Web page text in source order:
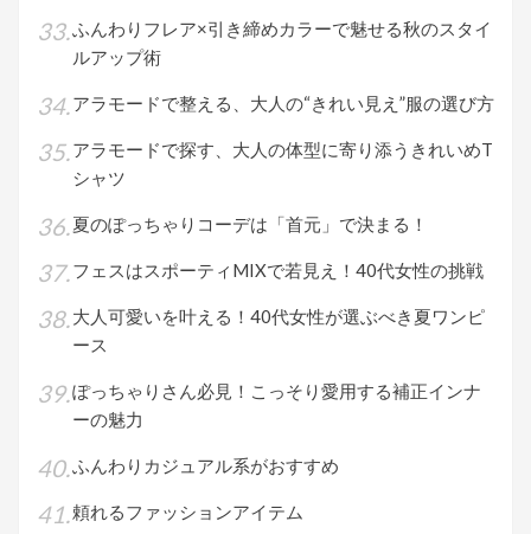
ふんわりフレア×引き締めカラーで魅せる秋のスタイ
ルアップ術
アラモードで整える、大人の“きれい見え”服の選び方
アラモードで探す、大人の体型に寄り添うきれいめT
シャツ
夏のぽっちゃりコーデは「首元」で決まる！
フェスはスポーティMIXで若見え！40代女性の挑戦
大人可愛いを叶える！40代女性が選ぶべき夏ワンピ
ース
ぽっちゃりさん必見！こっそり愛用する補正インナ
ーの魅力
ふんわりカジュアル系がおすすめ
頼れるファッションアイテム